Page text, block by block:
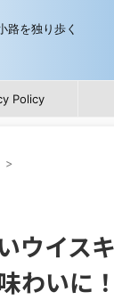
を独り歩く
Policy
>
イス
わいに！